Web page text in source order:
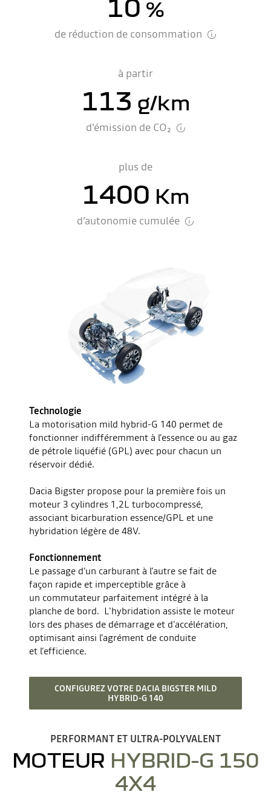
10 %
de réduction de consommation
à partir
113 g/km
d'émission de CO₂
plus de
1400 Km
d’autonomie cumulée
Technologie
La motorisation mild hybrid-G 140 permet de
fonctionner indifféremment à l’essence ou au gaz
de pétrole liquéfié (GPL) avec pour chacun un
réservoir dédié.
Dacia Bigster propose pour la première fois un
moteur 3 cylindres 1,2L turbocompressé,
associant bicarburation essence/GPL et une
hybridation légère de 48V.
Fonctionnement
Le passage d’un carburant à l’autre se fait de
façon rapide et imperceptible grâce à
un commutateur parfaitement intégré à la
planche de bord. L'hybridation assiste le moteur
lors des phases de démarrage et d’accélération,
optimisant ainsi l’agrément de conduite
et l’efficience.
CONFIGUREZ VOTRE DACIA BIGSTER MILD
HYBRID-G 140
PERFORMANT ET ULTRA-POLYVALENT
MOTEUR HYBRID-G 150
4X4